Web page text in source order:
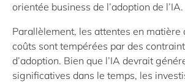
orientée business de l’adoption de l’IA.
Parallèlement, les attentes en matière
coûts sont tempérées par des
d’adoption. Bien que l’IA devrait
significatives dans le temps, les